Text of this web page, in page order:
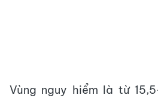
Vùng nguy hiểm là từ